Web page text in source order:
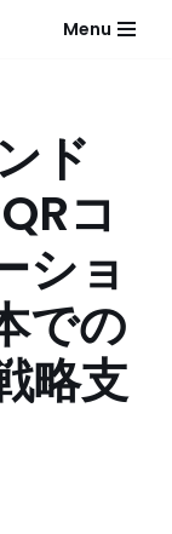
Menu
ド
コ
ショ
での
略支